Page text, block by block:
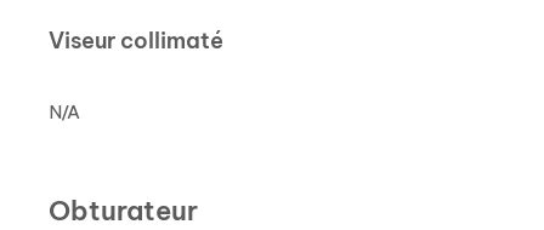
Viseur collimaté
N/A
Obturateur